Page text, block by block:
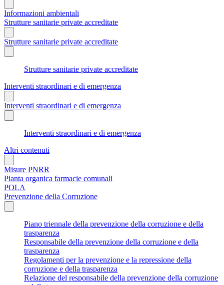
Informazioni ambientali
Strutture sanitarie private accreditate
Strutture sanitarie private accreditate
Strutture sanitarie private accreditate
Interventi straordinari e di emergenza
Interventi straordinari e di emergenza
Interventi straordinari e di emergenza
Altri contenuti
Misure PNRR
Pianta organica farmacie comunali
POLA
Prevenzione della Corruzione
Piano triennale della prevenzione della corruzione e della
trasparenza
Responsabile della prevenzione della corruzione e della
trasparenza
Regolamenti per la prevenzione e la repressione della
corruzione e della trasparenza
Relazione del responsabile della prevenzione della corruzione